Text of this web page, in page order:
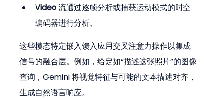
Video 流通过逐帧分析或捕获运动模式的时空
编码器进行分析。
这些模态特定嵌入馈入应用交叉注意力操作以集成
信号的融合层。例如，给定如“描述这张照片”的图像
查询，Gemini 将视觉特征与可能的文本描述对齐，
生成自然语言响应。